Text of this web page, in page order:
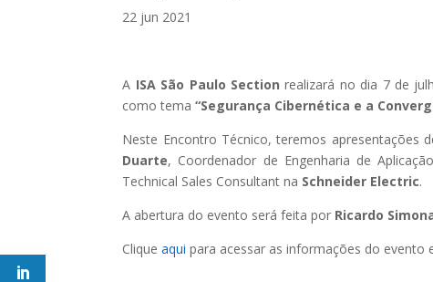
22 jun 2021
A ISA São Paulo Section realizará no dia 7 de
como tema“Segurança Cibernética e a
Neste Encontro Técnico, teremos apresentações
Duarte, Coordenador de Engenharia de
Technical Sales Consultant na Schneider Electric.
A abertura do evento será feita por Ricardo
Cliqueaqui para acessar as informações do evento